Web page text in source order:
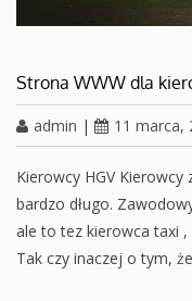
Strona WWW dla
admin | 11 marca,
Kierowcy HGV
bardzo długo.
ale to tez kierowca taxi
Tak czy inaczej o tym,